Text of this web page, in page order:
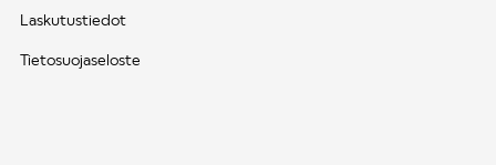
Laskutustiedot
Tietosuojaseloste